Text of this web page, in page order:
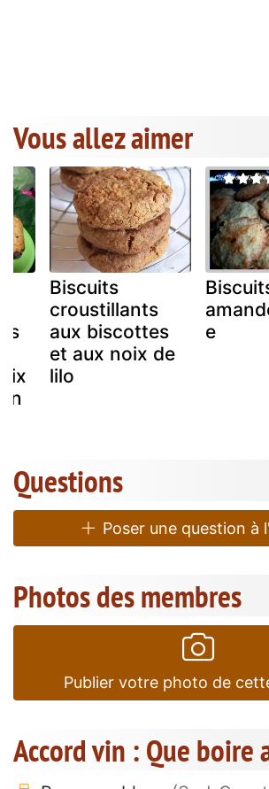
Vous allez aimer
Biscuits
croustillants
aux biscottes
et aux noix de
lilo
e
Questions
Poser une question à
Photos des membres
Publier votre photo de
Accord vin : Que boire